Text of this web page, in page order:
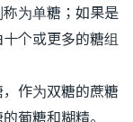
为单糖；如果是
个或更多的糖组
作为双糖的蔗糖
葡糖和糊精。